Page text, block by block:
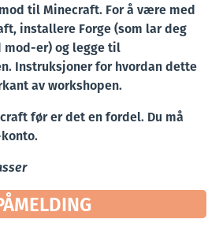
til Minecraft. For å være med
installere Forge (som lar deg
er) og legge til
Instruksjoner for hvordan dette
av workshopen.
før er det en fordel. Du må